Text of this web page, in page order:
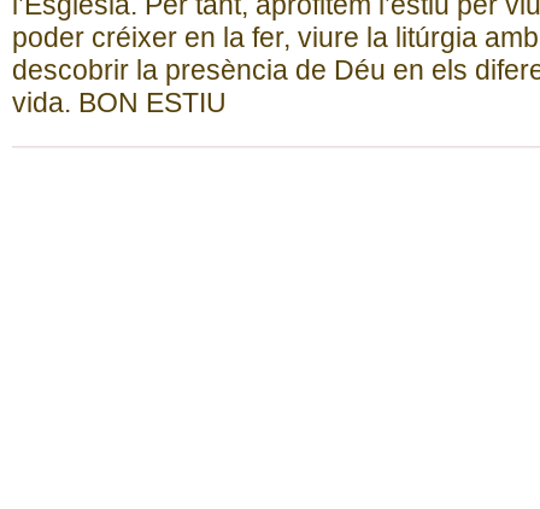
poder créixer en la fer, viure la litúrgia
descobrir la presència de Déu en els
vida. BON ESTIU